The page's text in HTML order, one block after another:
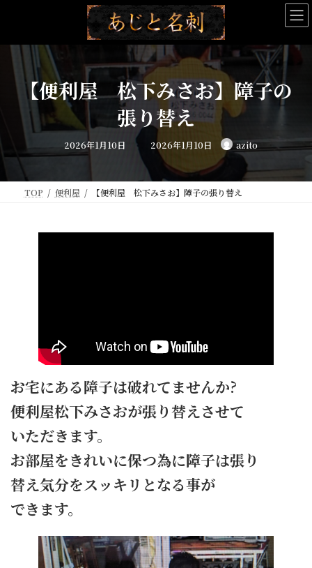
【便利屋 松下みさお】障子の
張り替え
2026年1月10日 最
終
日
時
:
2026年1月10日 azito
TOP 便利屋 【便利屋 松下みさお】障子の張り替え
お宅にある障子は破れてませんか?
便利屋松下みさおが張り替えさせて
いただきます。
お部屋をきれいに保つ為に障子は張り
替え気分をスッキリとなる事が
できます。